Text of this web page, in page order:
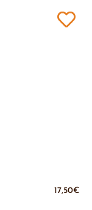
17,50€